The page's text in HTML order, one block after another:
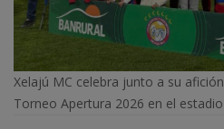
Xelajú MC celebra junto a su
Torneo Apertura 2026 en el